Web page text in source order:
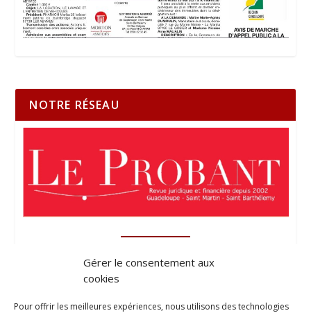
Gérer le consentement aux
cookies
Pour offrir les meilleures expériences, nous utilisons des technologies
NOTRE RÉSEAU